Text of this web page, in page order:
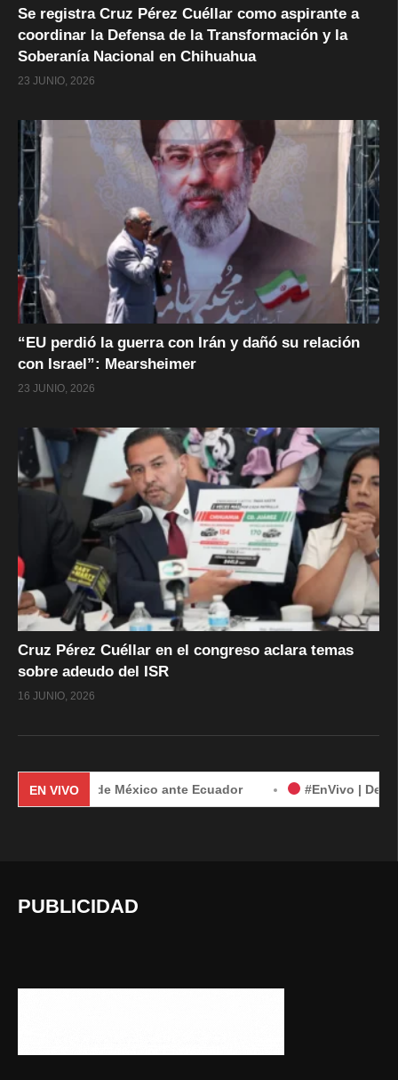
Se registra Cruz Pérez Cuéllar como aspirante a
coordinar la Defensa de la Transformación y la
Soberanía Nacional en Chihuahua
23 JUNIO, 2026
“EU perdió la guerra con Irán y dañó su relación
con Israel”: Mearsheimer
23 JUNIO, 2026
Cruz Pérez Cuéllar en el congreso aclara temas
sobre adeudo del ISR
16 JUNIO, 2026
EN VIVO
de México ante Ecuador #EnVivo | Demanda de
PUBLICIDAD